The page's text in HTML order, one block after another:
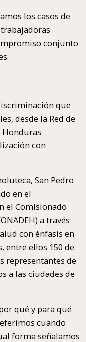
los casos de
conjunto
que
desde la Red de
Honduras
con
San Pedro
en el
el Comisionado
a través
con énfasis en
entre ellos 150 de
representantes de
a las ciudades de
qué y para qué
cuando
forma señalamos